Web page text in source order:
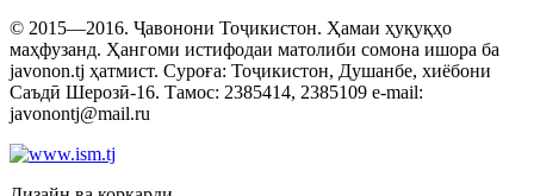
© 2015—2016. Ҷавонони Тоҷикистон. Ҳамаи ҳуқуқҳо
маҳфузанд. Ҳангоми истифодаи матолиби сомона ишора ба
javonon.tj ҳатмист. Суроға: Тоҷикистон, Душанбе, хиёбони
Саъдӣ Шерозӣ-16. Тамос: 2385414, 2385109 e-mail:
javonontj@mail.ru